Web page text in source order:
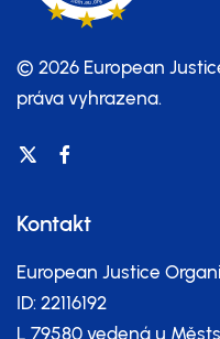
© 2026 European
práva vyhrazena.
Kontakt
European Justice
ID: 22116192
L 79580 vedená u